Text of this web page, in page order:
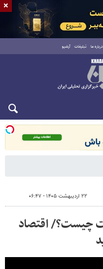
درباره ما تبلیغات آرشیو
۲۲ اردیبهشت ۱۴۰۵ - ۰۶:۴۷
چیست؟/ اقتصاد
×